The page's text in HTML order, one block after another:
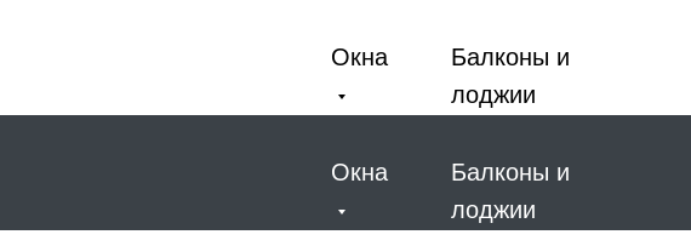
Окна
Балконы и
лоджии
Окна
Балконы и
лоджии